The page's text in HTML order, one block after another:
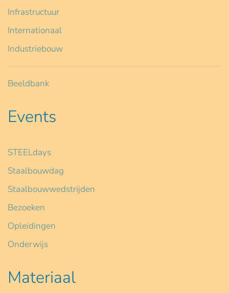
Infrastructuur
Internationaal
Industriebouw
Beeldbank
Events
STEELdays
Staalbouwdag
Staalbouwwedstrijden
Bezoeken
Opleidingen
Onderwijs
Materiaal